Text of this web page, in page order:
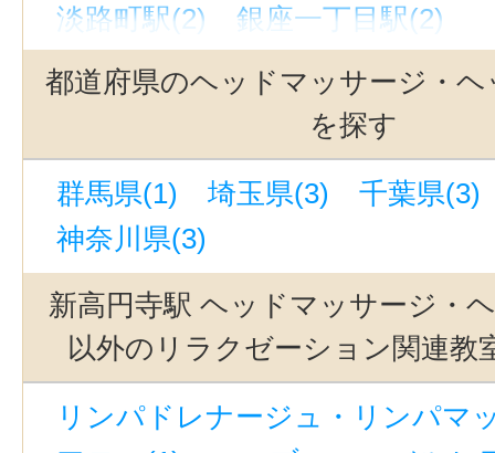
淡路町駅(2)
銀座一丁目駅(2)
新御茶ノ水駅(2)
麻布十番駅(2)
阿佐ケ谷駅(1)
上野広小路駅(1)
吉祥寺駅(1)
青山一丁目駅(1)
戸越公園駅(1)
南阿佐ケ谷駅(1)
三鷹駅(1)
新宿駅(1)
大崎広小
渋谷駅(1)
田端駅(東京)(1)
宝
池袋駅(1)
湯島駅(東京)(1)
飯
西武新宿駅(1)
荏原中延駅(1)
都道府県のヘッドマッサージ・
を探す
群馬県(1) 埼玉県(3)
千葉県(3)
神奈川県(3)
新高円寺駅 ヘッドマッサージ・
以外のリラクゼーション関連教
リンパドレナージュ・リンパマ